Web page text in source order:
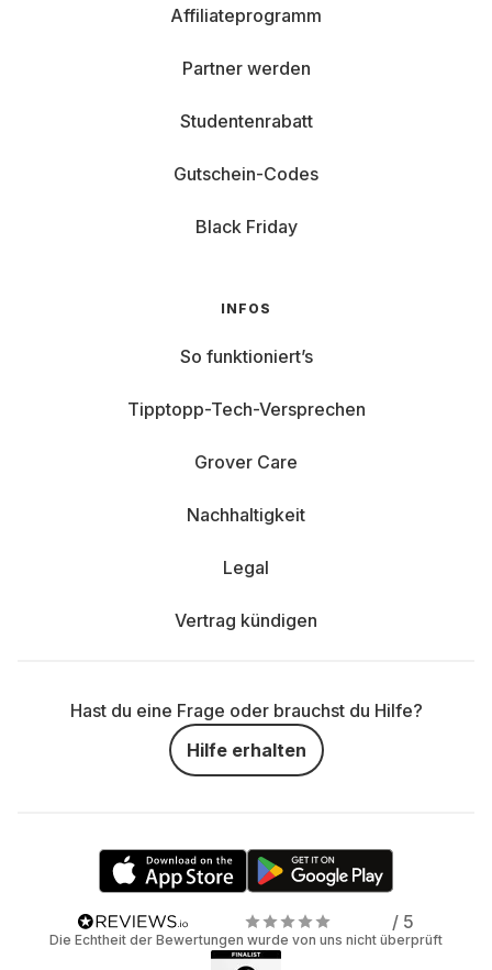
Affiliateprogramm
Partner werden
Studentenrabatt
Gutschein-Codes
Black Friday
INFOS
So funktioniert’s
Tipptopp-Tech-Versprechen
Grover Care
Nachhaltigkeit
Legal
Vertrag kündigen
Hast du eine Frage oder brauchst du Hilfe?
Hilfe erhalten
/ 5
Die Echtheit der Bewertungen wurde von uns nicht überprüft